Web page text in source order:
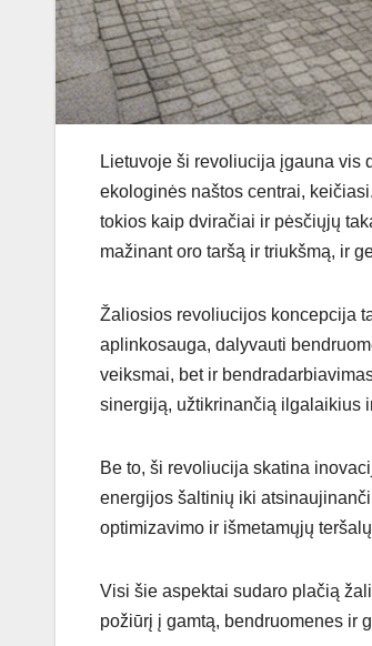
Lietuvoje ši revoliucija įgauna vis
ekologinės naštos centrai,
tokios kaip dviračiai ir pėsčiųjų
mažinant oro taršą ir triukšmą, ir
Žaliosios revoliucijos koncepcija
aplinkosauga, dalyvauti
veiksmai, bet ir
sinergiją, užtikrinančią ilgalaikius
Be to, ši revoliucija skatina
energijos šaltinių iki
optimizavimo ir išmetamųjų
Visi šie aspektai sudaro plačią
požiūrį į gamtą, bendruomenes ir